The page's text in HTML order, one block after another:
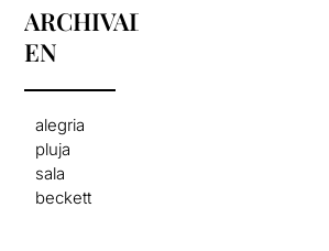
ARCHIVADO
EN
alegria
pluja
sala
beckett